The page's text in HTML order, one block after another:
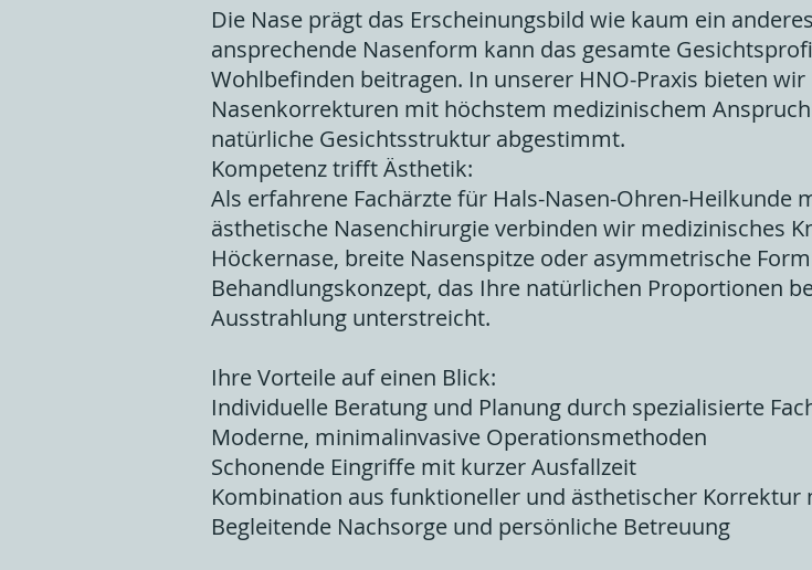
Die Nase prägt das Erscheinungsbild wie kaum ein
ansprechende Nasenform kann das gesamte
Wohlbefinden beitragen. In unserer HNO-Praxis bieten
Nasenkorrekturen mit höchstem medizinischem
natürliche Gesichtsstruktur abgestimmt.
Kompetenz trifft Ästhetik:
Als erfahrene Fachärzte für Hals-Nasen-Ohren-Heilkunde
ästhetische Nasenchirurgie verbinden wir medizinisches
Höckernase, breite Nasenspitze oder asymmetrische
Behandlungskonzept, das Ihre natürlichen Proportionen
Ausstrahlung unterstreicht.
Ihre Vorteile auf einen Blick:
Individuelle Beratung und Planung durch spezialisierte
Moderne, minimalinvasive Operationsmethoden
Schonende Eingriffe mit kurzer Ausfallzeit
Kombination aus funktioneller und ästhetischer Korrektur
Begleitende Nachsorge und persönliche Betreuung